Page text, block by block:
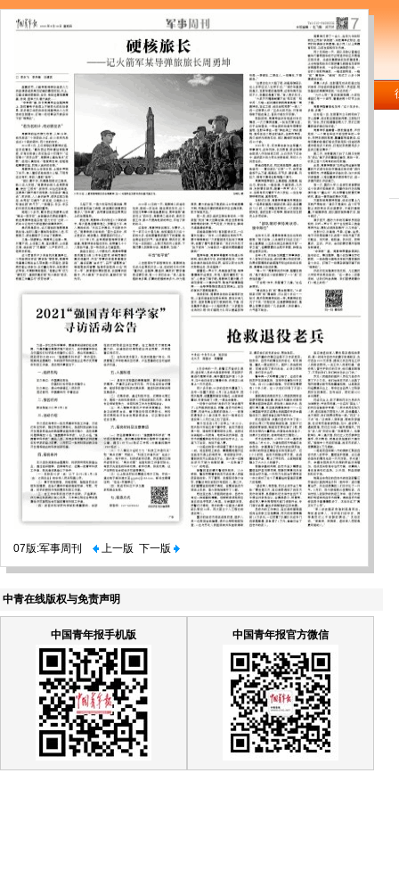
07版:军事周刊 上一版 下一版
中青在线版权与免责声明
中国青年报手机版 中国青年报官方微信